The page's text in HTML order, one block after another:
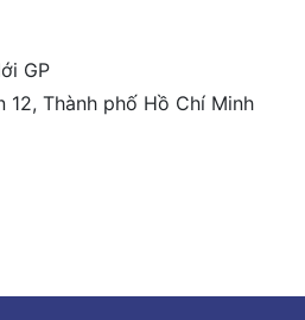
GP
Thành phố Hồ Chí Minh